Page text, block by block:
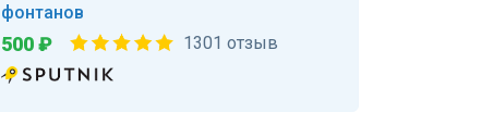
фонтанов
500 ₽ 1301 отзыв